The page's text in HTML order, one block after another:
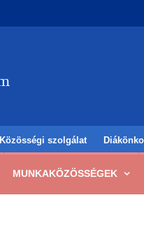
Közösségi szolgálat
MUNKAKÖZÖSSÉGEK